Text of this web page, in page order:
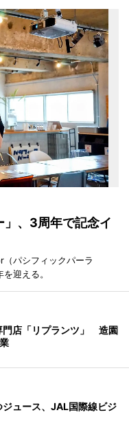
、3周年で記念イ
パシフィックパーラ
迎える。
門店「リプランツ」 造園
ュース、JAL国際線ビジ